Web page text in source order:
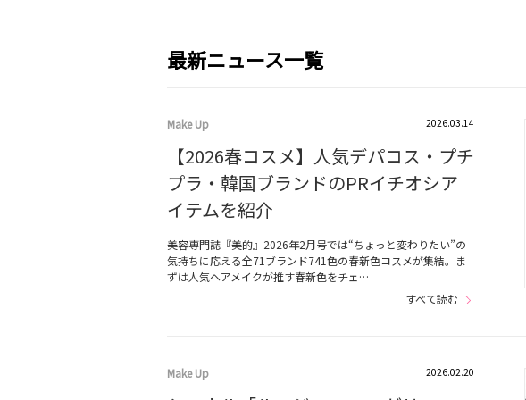
最新ニュース一覧
Make Up 2026.03.14
【2026春コスメ】人気デパコス・プチ
プラ・韓国ブランドのPRイチオシア
イテムを紹介
美容専門誌『美的』2026年2月号では“ちょっと変わりたい”の
気持ちに応える全71ブランド741色の春新色コスメが集結。ま
ずは人気ヘアメイクが推す春新色をチェ…
すべて読む
Make Up 2026.02.20